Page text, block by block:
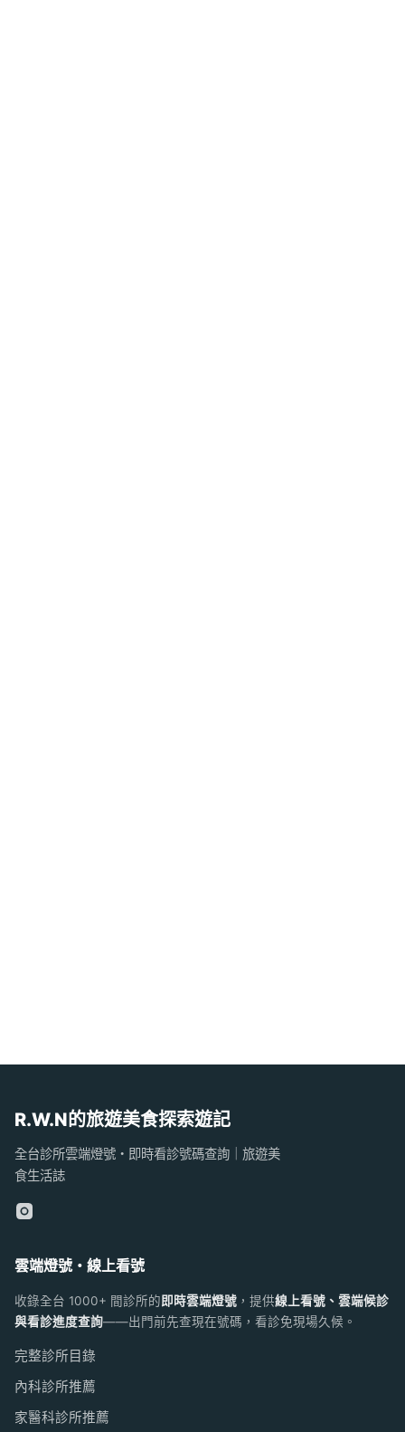
R.W.N的旅遊美食探索遊記
全台診所雲端燈號・即時看診號碼查詢｜旅遊美
食生活誌
雲端燈號・線上看號
收錄全台 1000+ 間診所的 即時雲端燈號 ，提供線上看號、雲端候診
與看診進度查詢——出門前先查現在號碼，看診免現場久候。
完整診所目錄
內科診所推薦
家醫科診所推薦